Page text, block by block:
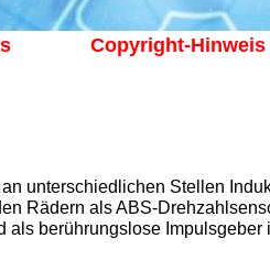
an unterschiedlichen Stellen
Rädern als ABS-
als berührungslose
Copyright-Hinweis